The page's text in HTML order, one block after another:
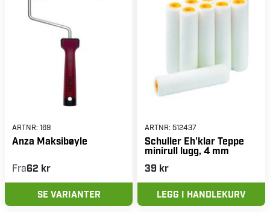
ARTNR: 169
Anza Maksibøyle
Fra62 kr
SE VARIANTER
ARTNR: 512437
Schuller Eh'klar Teppe
minirull lugg, 4 mm
39 kr
LEGG I HANDLEKURV